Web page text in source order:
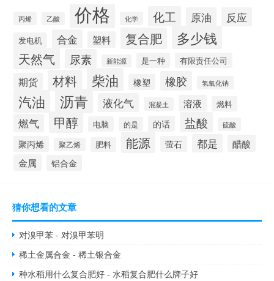
丙烯 乙酸 价格 化学 化工 原油 反应
发电机 合金 塑料 复合肥 多少钱
天然气 尿素 新能源 是一种 有限责任公司
期货 材料 柴油 橡塑 橡胶 氢氧化钠
汽油 沥青 液化气 混凝土 溶液 燃料
燃气 甲醇 电脑 的是 的话 盐酸 硫酸
聚丙烯 聚乙烯 肥料 能源 萤石 都是 醋酸
金属 铝合金
猜你想看的文章
对溴甲苯 - 对溴甲苯明
稀土金属合金 - 稀土银合金
种水稻用什么复合肥好 - 水稻复合肥什么牌子好